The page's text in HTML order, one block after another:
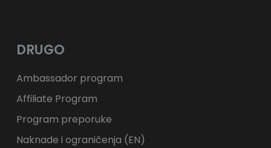
DRUGO
Ambassador program
Affiliate Program
Program preporuke
Naknade i ograničenja (EN)